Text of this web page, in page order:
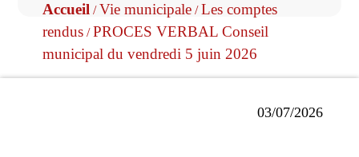
Accueil / Vie municipale / Les comptes
rendus / PROCES VERBAL Conseil
municipal du vendredi 5 juin 2026
03/07/2026